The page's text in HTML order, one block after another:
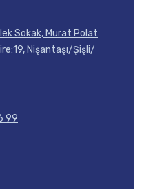
Sokak, Murat Polat
Nişantaşı/Şişli/
99